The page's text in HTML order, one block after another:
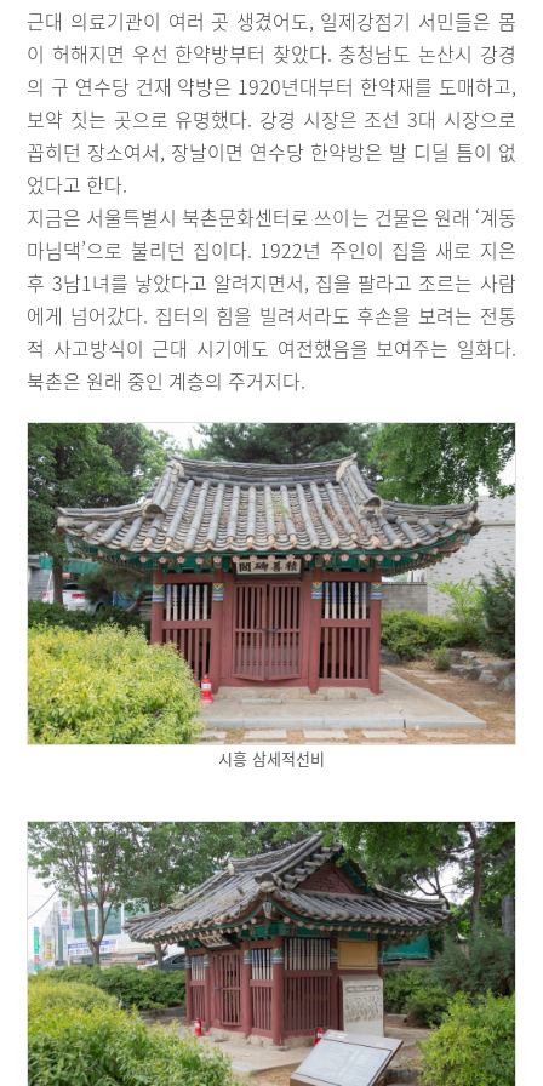
근대 의료기관이 여러 곳 생겼어도, 일제강점기 서민들은 몸
이 허해지면 우선 한약방부터 찾았다. 충청남도 논산시 강경
의 구 연수당 건재 약방은 1920년대부터 한약재를 도매하고,
보약 짓는 곳으로 유명했다. 강경 시장은 조선 3대 시장으로
꼽히던 장소여서, 장날이면 연수당 한약방은 발 디딜 틈이 없
었다고 한다.
지금은 서울특별시 북촌문화센터로 쓰이는 건물은 원래 ‘계동
마님댁’으로 불리던 집이다. 1922년 주인이 집을 새로 지은
후 3남1녀를 낳았다고 알려지면서, 집을 팔라고 조르는 사람
에게 넘어갔다. 집터의 힘을 빌려서라도 후손을 보려는 전통
적 사고방식이 근대 시기에도 여전했음을 보여주는 일화다.
북촌은 원래 중인 계층의 주거지다.
시흥 삼세적선비